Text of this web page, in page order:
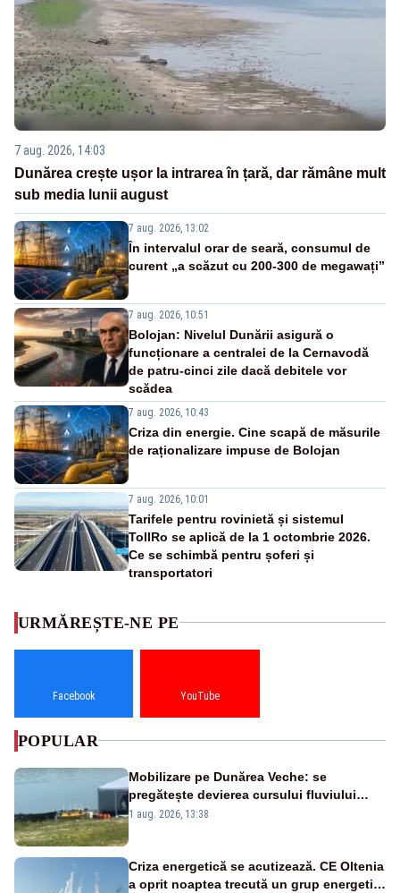
7 aug. 2026, 14:03
Dunărea crește ușor la intrarea în țară, dar rămâne mult
sub media lunii august
7 aug. 2026, 13:02
În intervalul orar de seară, consumul de
curent „a scăzut cu 200-300 de megawați”
7 aug. 2026, 10:51
Bolojan: Nivelul Dunării asigură o
funcționare a centralei de la Cernavodă
de patru-cinci zile dacă debitele vor
scădea
7 aug. 2026, 10:43
Criza din energie. Cine scapă de măsurile
de raționalizare impuse de Bolojan
7 aug. 2026, 10:01
Tarifele pentru rovinietă și sistemul
TollRo se aplică de la 1 octombrie 2026.
Ce se schimbă pentru șoferi și
transportatori
URMĂREȘTE-NE PE
Facebook YouTube
POPULAR
Mobilizare pe Dunărea Veche: se
pregătește devierea cursului fluviului
către Cernavodă – VIDEO
1 aug. 2026, 13:38
Criza energetică se acutizează. CE Oltenia
a oprit noaptea trecută un grup energetic